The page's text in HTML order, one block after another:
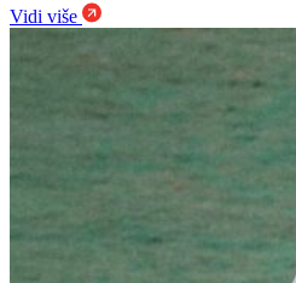
Vidi više